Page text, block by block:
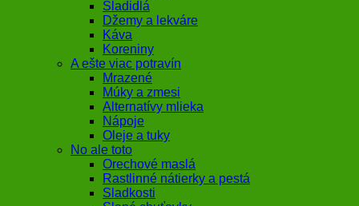
Sladidlá
Džemy a lekváre
Káva
Koreniny
A ešte viac potravín
Mrazené
Múky a zmesi
Alternatívy mlieka
Nápoje
Oleje a tuky
No ale toto
Orechové maslá
Rastlinné nátierky a pestá
Sladkosti